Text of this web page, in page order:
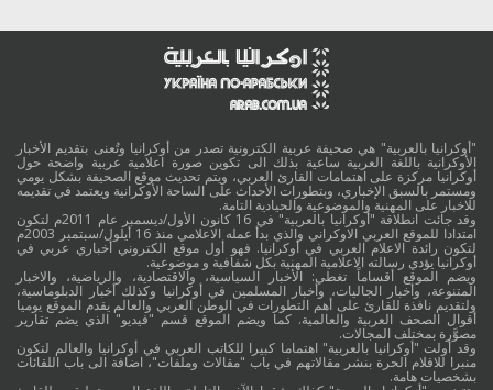
"أوكرانيا بالعربية" هي صحيفة عربية الكترونية تصدر من أوكرانيا وتُعنى بتقديم الأخبار
الأوكرانية باللغة العربية ساعية بذلك الى تكوين صورة اعلامية عربية واضحة حول
أوكرانيا مركزة على اهتمامات القارئ العربي، ويتم تحديث موقع الصحيفة بشكل يومي
ومستمر بالسبق الإخباري، وبتطورات الأحداث على الساحة الأوكرانية ويعتمد في تقديمه
للاخبار على المهنية والموضوعية والحيادية التامة.
وقد جائت انطلاقة "أوكرانيا بالعربية" في 16 كانون الأول/ديسمبر عام 2011م لتكون
امتدادا للموقع العربي الاوكراني والذي بدأ عمله الاعلامي منذ 16 أيلول/سبتمبر 2003م
لتكون رائدة الاعلام العربي في أوكرانيا. فهو أول موقع الكتروني أخباري عربي في
أوكرانيا يؤدي رسالته الاعلامية المهنية بكل شفافية و موضوعية.
ويضم الموقع أقساماً تغطي: الأخبار السياسية، والاقتصادية، والرياضية، والاخبار
المتنوعة، وأخبار الجاليات، وأخبار المسلمين في أوكرانيا وكذلك أخبار الدبلوماسية،
ولتقديم نافذة للقارئ على أهم التطورات في الوطن العربي والعالم يقدم الموقع يوميا
أقوال الصحف العربية والعالمية. كما ويضم الموقع قسم "فيديو" الذي يضم تقارير
مصوَّرة بمختلف المجالات.
وقد أولت "أوكرانيا بالعربية" اهتماما كبيرا للكاتب العربي في أوكرانيا والعالم لتكون
منبرا للاقلام الحرة بنشر مقالاتهم في باب "مقالات وملفات"، اضافة الى باب اللقائات
بشخصيات هامة.